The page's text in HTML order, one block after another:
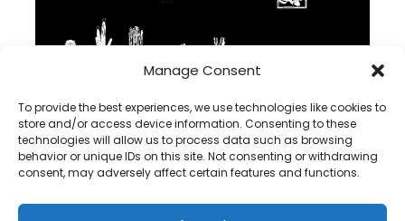
Manage Consent
To provide the best experiences, we use technologies like cookies to
store and/or access device information. Consenting to these
technologies will allow us to process data such as browsing
behavior or unique IDs on this site. Not consenting or withdrawing
consent, may adversely affect certain features and functions.